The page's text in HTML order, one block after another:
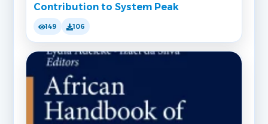
Contribution to System Peak
149 106